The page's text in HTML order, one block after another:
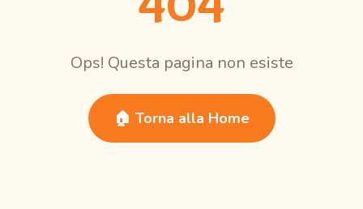
Ops! Questa pagina non esiste
🏠 Torna alla Home